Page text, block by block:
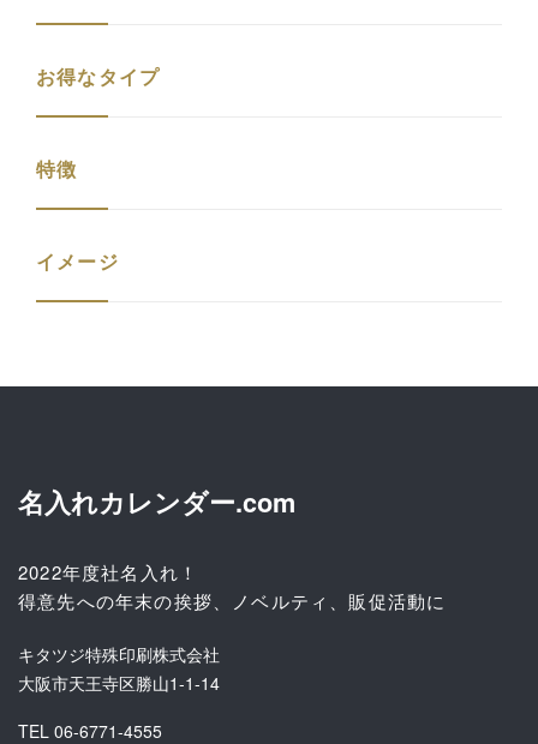
お得なタイプ
特徴
イメージ
名入れカレンダー.com
2022年度社名入れ！
得意先への年末の挨拶、ノベルティ、販促活動に
キタツジ特殊印刷株式会社
大阪市天王寺区勝山1-1-14
TEL 06-6771-4555